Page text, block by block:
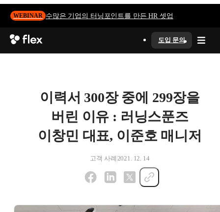
WEBINAR 수많은 기업의 터닝포인트를 만든 HR 셋업
도입 문의
이력서 300장 중에 299장을
버린 이유 : 러닝스푼즈
이창민 대표, 이준호 매니저
고객 사례 2021. 12. 14